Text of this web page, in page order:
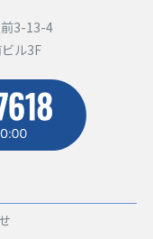
3-13-4
ル3F